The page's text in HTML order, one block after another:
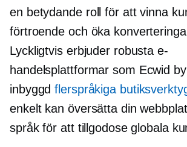
en betydande roll för att vinna
förtroende och öka
Lyckligtvis erbjuder robusta e-
handelsplattformar som Ecwid
inbyggd flerspråkiga
enkelt kan översätta din
språk för att tillgodose globala